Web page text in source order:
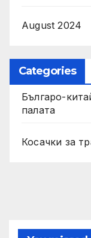
August 2024
Categories
Българо-
палата
Косачки за